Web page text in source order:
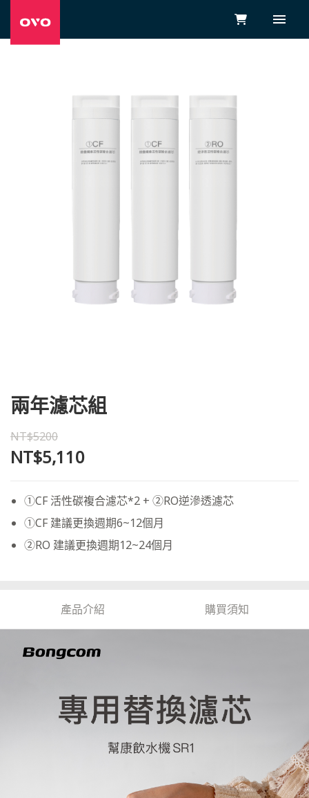
兩年濾芯組
NT$5200
NT$5,110
①CF 活性碳複合濾芯*2 + ②RO逆滲透濾芯
①CF 建議更換週期6~12個月
②RO 建議更換週期12~24個月
產品介紹 購買須知